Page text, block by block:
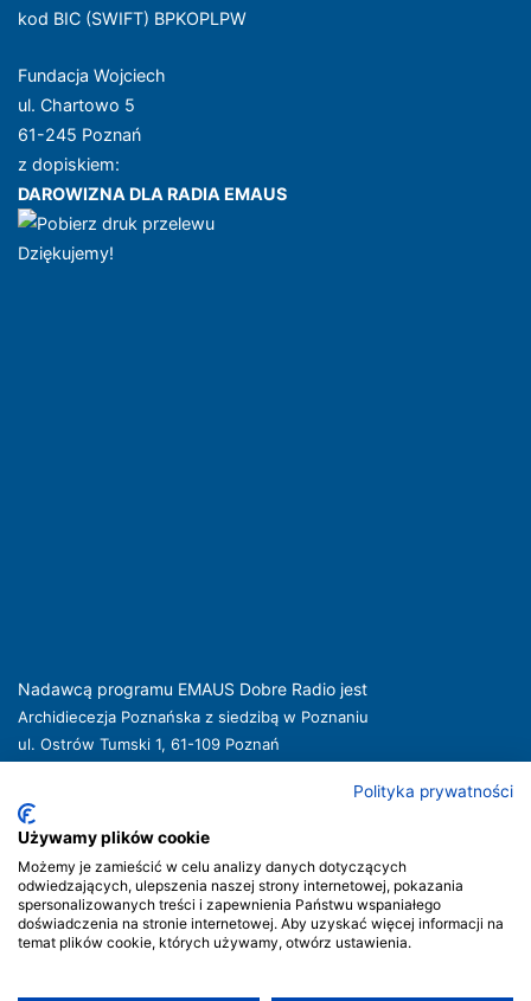
kod BIC (SWIFT) BPKOPLPW
Fundacja Wojciech
ul. Chartowo 5
61-245 Poznań
z dopiskiem:
DAROWIZNA DLA RADIA EMAUS
Dziękujemy!
Nadawcą programu EMAUS Dobre Radio jest
Archidiecezja Poznańska z siedzibą w Poznaniu
ul. Ostrów Tumski 1, 61-109 Poznań
Nadawca oferuje usługi medialne obejmujące rozpowszechnianie programu
radiowego pod nazwą EMAUS Dobre Radio oraz prowadzenie portalu
internetowego na stronie internetowej
internetową Nadawcy.
Nadawca podlega jurysdykcji polskiej. Organem właściwym w sprawach
radiofonii i telewizji jest Krajowa Rada Radiofonii i Telewizji.
Polityka prywatności
Używamy plików cookie
Możemy je zamieścić w celu analizy danych dotyczących
odwiedzających, ulepszenia naszej strony internetowej, pokazania
spersonalizowanych treści i zapewnienia Państwu wspaniałego
doświadczenia na stronie internetowej. Aby uzyskać więcej informacji na
temat plików cookie, których używamy, otwórz ustawienia.